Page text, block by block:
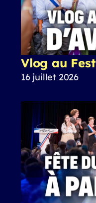
Vlog au
16 juillet 2026